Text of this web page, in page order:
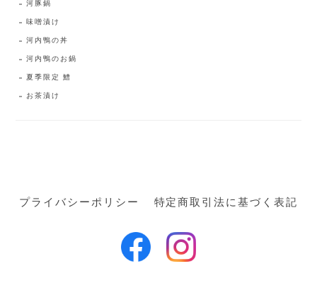
河豚鍋
味噌漬け
河内鴨の丼
河内鴨のお鍋
夏季限定 鱧
お茶漬け
プライバシーポリシー 特定商取引法に基づく表記